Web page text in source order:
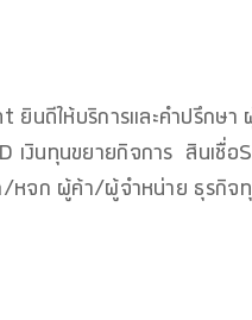
ดีให้บริการและคำปรึกษา
เงินทุนขยายกิจการ  สินเชื่
/หจก ผู้ค้า/ผู้จำหน่าย ธุรกิจ